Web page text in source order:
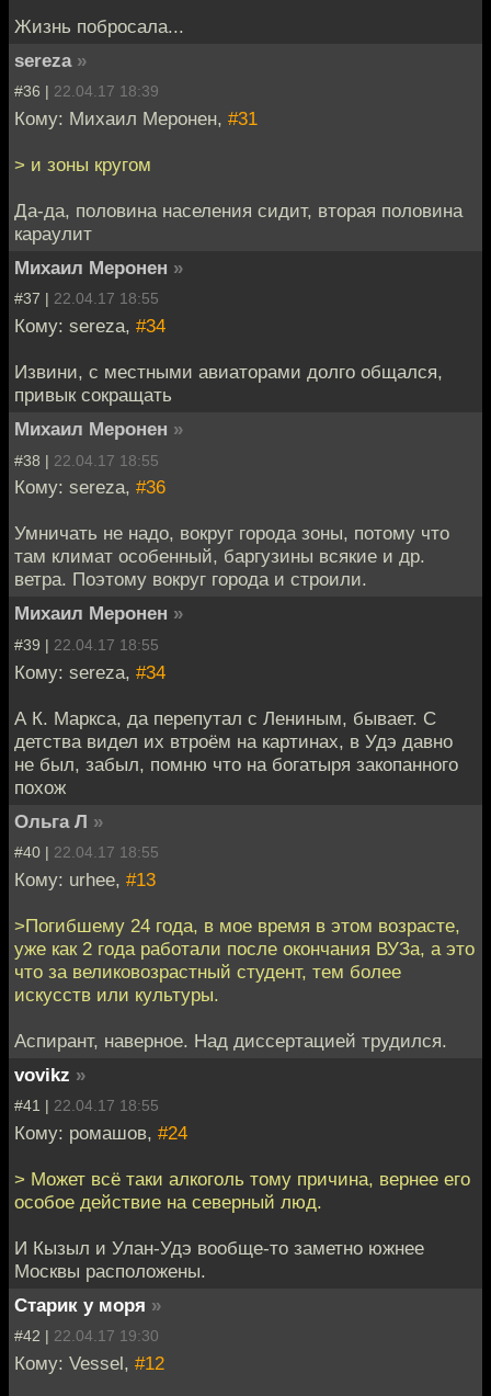
Жизнь побросала...
sereza »
#36 | 22.04.17 18:39
Кому: Михаил Меронен, #31
> и зоны кругом
Да-да, половина населения сидит, вторая половина
караулит
Михаил Меронен »
#37 | 22.04.17 18:55
Кому: sereza, #34
Извини, с местными авиаторами долго общался,
привык сокращать
Михаил Меронен »
#38 | 22.04.17 18:55
Кому: sereza, #36
Умничать не надо, вокруг города зоны, потому что
там климат особенный, баргузины всякие и др.
ветра. Поэтому вокруг города и строили.
Михаил Меронен »
#39 | 22.04.17 18:55
Кому: sereza, #34
А К. Маркса, да перепутал с Лениным, бывает. С
детства видел их втроём на картинах, в Удэ давно
не был, забыл, помню что на богатыря закопанного
похож
Ольга Л »
#40 | 22.04.17 18:55
Кому: urhee, #13
>Погибшему 24 года, в мое время в этом возрасте,
уже как 2 года работали после окончания ВУЗа, а это
что за великовозрастный студент, тем более
искусств или культуры.
Аспирант, наверное. Над диссертацией трудился.
vovikz »
#41 | 22.04.17 18:55
Кому: ромашов, #24
> Может всё таки алкоголь тому причина, вернее его
особое действие на северный люд.
И Кызыл и Улан-Удэ вообще-то заметно южнее
Москвы расположены.
Старик у моря »
#42 | 22.04.17 19:30
Кому: Vessel, #12